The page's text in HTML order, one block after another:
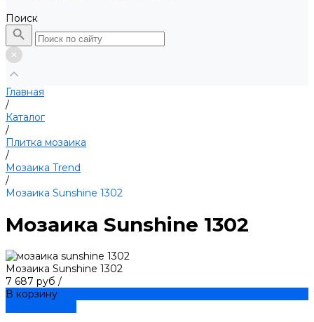
Поиск
Главная
/
Каталог
/
Плитка мозаика
/
Мозаика Trend
/
Мозаика Sunshine 1302
Мозаика Sunshine 1302
Мозаика Sunshine 1302
7 687 руб /
В корзину